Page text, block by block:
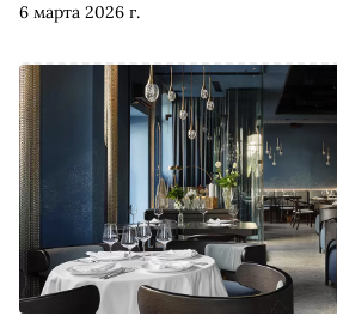
6 марта 2026 г.
цветущие «камни» и тарталетки-